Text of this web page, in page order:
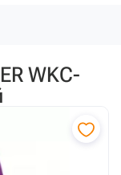
WKC-